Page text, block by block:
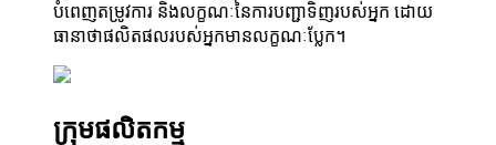
បំពេញតម្រូវការ និងលក្ខណៈនៃការបញ្ជាទិញរបស់អ្នក ដោយ
ធានាថាផលិតផលរបស់អ្នកមានលក្ខណៈប្លែក។
ក្រុមផលិតកម្ម